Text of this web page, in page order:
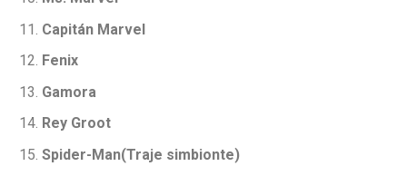
Capitán Marvel
Fenix
Gamora
Rey Groot
Spider-Man(Traje simbionte)